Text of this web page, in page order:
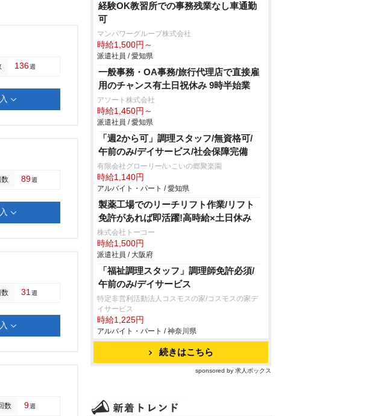
136週
89週
31 週
数 9週
経験OK教習所での事務残業なし車通勤
可
マンパワーグループ株式会社
時給1,500円～
派遣社員 / 愛知県
一般事務・OA事務/旅行代理店で直接雇
用のチャンス有土日祝休み 9時半始業
アソート株式会社
時給1,450円～
派遣社員 / 愛知県
「週2から可」調理スタッフ/無資格可/
午前のみ/デイサービス/社会保障完備
有限会社グローリー/いこいの郷聚楽園
時給1,140円
アルバイト・パート / 愛知県
製薬工場でのリーチリフト作業/リフト
免許があれば即活躍!高時給×土日休み
株式会社トーコー
時給1,500円
派遣社員 / 大阪府
「福祉調理スタッフ」調理師免許必須/
午前のみ/デイサービス
特定非営利活動法人コスモスの家/コスモスの家デ
イサービス
時給1,225円
アルバイト・パート / 神奈川県
続きはこちら
sponsored by 求人ボックス